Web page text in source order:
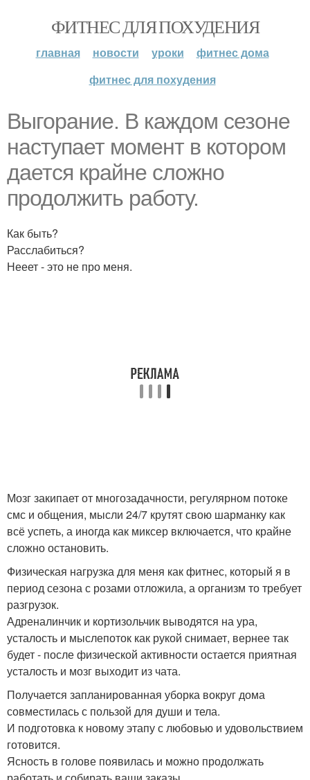
ФИТНЕС ДЛЯ ПОХУДЕНИЯ
главная новости уроки
фитнес дома
фитнес для похудения
Выгорание. В каждом сезоне
наступает момент в котором
дается крайне сложно
продолжить работу.
Как быть?
Расслабиться?
Нееет - это не про меня.
Мозг закипает от многозадачности, регулярном потоке
смс и общения, мысли 24/7 крутят свою шарманку как
всё успеть, а иногда как миксер включается, что крайне
сложно остановить.
Физическая нагрузка для меня как фитнес, который я в
период сезона с розами отложила, а организм то требует
разгрузок.
Адреналинчик и кортизольчик выводятся на ура,
усталость и мыслепоток как рукой снимает, вернее так
будет - после физической активности остается приятная
усталость и мозг выходит из чата.
Получается запланированная уборка вокруг дома
совместилась с пользой для души и тела.
И подготовка к новому этапу с любовью и удовольствием
готовится.
Ясность в голове появилась и можно продолжать